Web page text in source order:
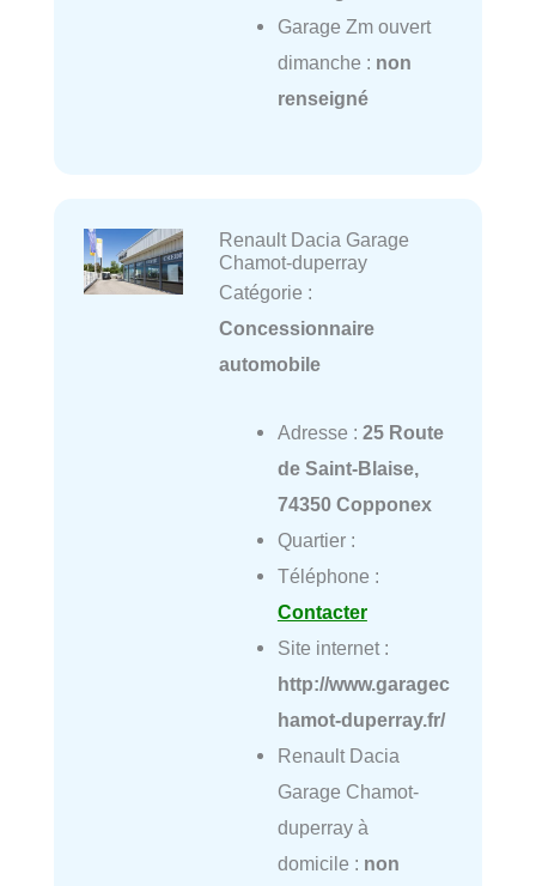
Garage Zm ouvert
dimanche : non
renseigné
Renault Dacia Garage
Chamot-duperray
Catégorie :
Concessionnaire
automobile
Adresse : 25 Route
de Saint-Blaise,
74350 Copponex
Quartier :
Téléphone :
Contacter
Site internet :
http://www.garagec
hamot-duperray.fr/
Renault Dacia
Garage Chamot-
duperray à
domicile : non